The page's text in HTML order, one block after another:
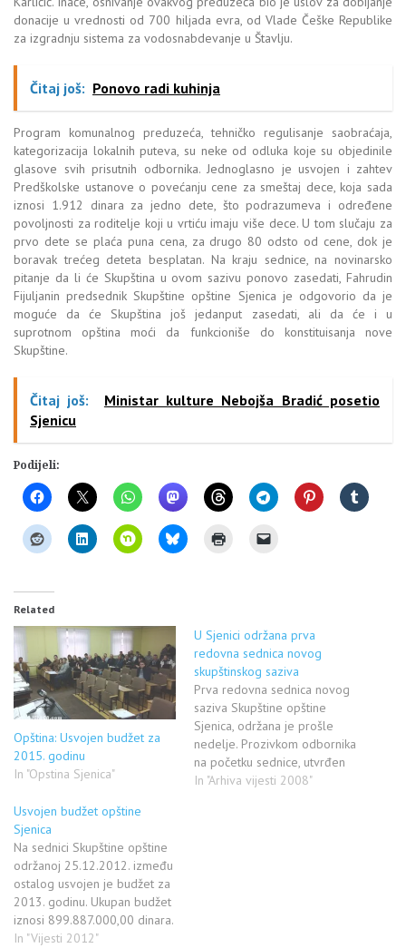
donacije u vrednosti od 700 hiljada evra, od Vlade Češke Republike
za izgradnju sistema za vodosnabdevanje u Štavlju.
Čitaj još: Ponovo radi kuhinja
Program komunalnog preduzeća, tehničko regulisanje saobraćaja,
kategorizacija lokalnih puteva, su neke od odluka koje su objedinile
glasove svih prisutnih odbornika. Jednoglasno je usvojen i zahtev
Predškolske ustanove o povećanju cene za smeštaj dece, koja sada
iznosi 1.912 dinara za jedno dete, što podrazumeva i određene
povoljnosti za roditelje koji u vrtiću imaju više dece. U tom slučaju za
prvo dete se plaća puna cena, za drugo 80 odsto od cene, dok je
boravak trećeg deteta besplatan. Na kraju sednice, na novinarsko
pitanje da li će Skupština u ovom sazivu ponovo zasedati, Fahrudin
Fijuljanin predsednik Skupštine opštine Sjenica je odgovorio da je
moguće da će Skupština još jedanput zasedati, ali da će i u
suprotnom opština moći da funkcioniše do konstituisanja nove
Skupštine.
Čitaj još:
Ministar kulture Nebojša Bradić posetio
Sjenicu
Podijeli:
Related
Opština: Usvojen budžet za
2015. godinu
In "Opstina Sjenica"
U Sjenici održana prva
redovna sednica novog
skupštinskog saziva
Prva redovna sednica novog
saziva Skupštine opštine
Sjenica, održana je prošle
nedelje. Prozivkom odbornika
na početku sednice, utvrđen
je kvorum i konstatovano je
In "Arhiva vijesti 2008"
Usvojen budžet opštine
Sjenica
Na sednici Skupštine opštine
održanoj 25.12.2012. između
ostalog usvojen je budžet za
2013. godinu. Ukupan budžet
iznosi 899.887.000,00 dinara.
Budžet je manji od
In "Vijesti 2012"